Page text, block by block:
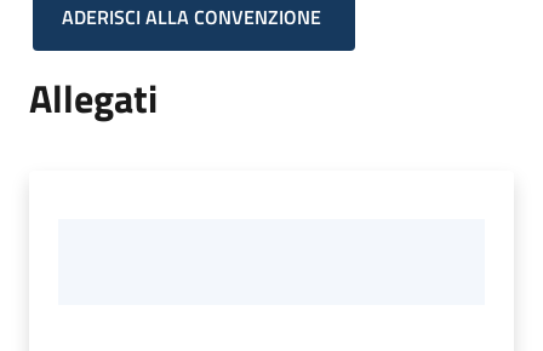
ADERISCI ALLA CONVENZIONE
Allegati